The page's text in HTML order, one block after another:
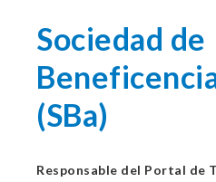
Sociedad de
(SBa)
Responsable del Portal de